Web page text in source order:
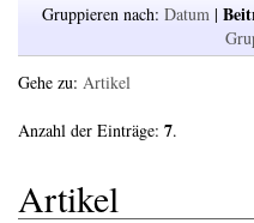
Gruppieren nach: Datum |
Gehe zu: Artikel
Anzahl der Einträge: 7.
Artikel